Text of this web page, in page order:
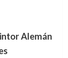
Alemán